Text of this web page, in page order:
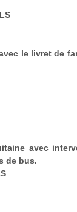
le livret
avec
de bus.